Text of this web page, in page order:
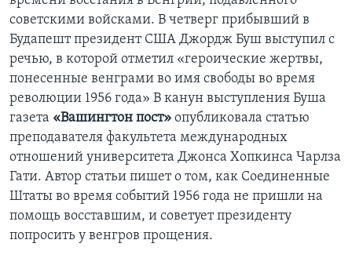
советскими войсками. В четверг прибывший в
Будапешт президент США Джордж Буш выступил с
речью, в которой отметил «героические жертвы,
понесенные венграми во имя свободы во время
революции 1956 года» В канун выступления Буша
газета «Вашингтон пост» опубликовала статью
преподавателя факультета международных
отношений университета Джонса Хопкинса Чарлза
Гати. Автор статьи пишет о том, как Соединенные
Штаты во время событий 1956 года не пришли на
помощь восставшим, и советует президенту
попросить у венгров прощения.